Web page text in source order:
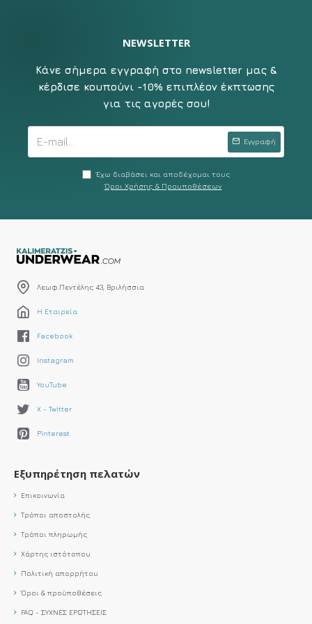
NEWSLETTER
Κάνε σήμερα εγγραφή στο newsletter μας &
κέρδισε κουπούνι -10% επιπλέον έκπτωσης
για τις αγορές σου!
Εγγραφή
Έχω διαβάσει και αποδέχομαι τους
Όροι Χρήσης & Προυποθέσεων
Λεωφ.Πεντέλης 43, Βριλήσσια
Η Εταιρεία
Facebook
Instagram
YouTube
X - Twitter
Pinterest
Εξυπηρέτηση πελατών
Επικοινωνία
Τρόποι αποστολής
Τρόποι πληρωμής
Χάρτης ιστότοπου
Πολιτική απορρήτου
Όροι & προϋποθέσεις
FAQ - ΣΥΧΝΕΣ ΕΡΩΤΗΣΕΙΣ